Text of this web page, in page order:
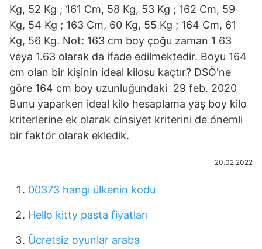
Kg, 52 Kg ; 161 Cm, 58 Kg, 53 Kg ; 162 Cm, 59
Kg, 54 Kg ; 163 Cm, 60 Kg, 55 Kg ; 164 Cm, 61
Kg, 56 Kg. Not: 163 cm boy çoğu zaman 1 63
veya 1.63 olarak da ifade edilmektedir. Boyu 164
cm olan bir kişinin ideal kilosu kaçtır? DSÖ'ne
göre 164 cm boy uzunluğundaki 29 feb. 2020
Bunu yaparken ideal kilo hesaplama yaş boy kilo
kriterlerine ek olarak cinsiyet kriterini de önemli
bir faktör olarak ekledik.
20.02.2022
00373 hangi ülkenin kodu
Hello kitty pasta fiyatları
Ücretsiz oyunlar araba